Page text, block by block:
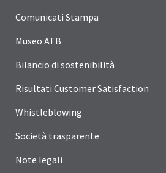
Comunicati Stampa
Museo ATB
Bilancio di sostenibilità
Risultati Customer Satisfaction
Whistleblowing
Società trasparente
Note legali